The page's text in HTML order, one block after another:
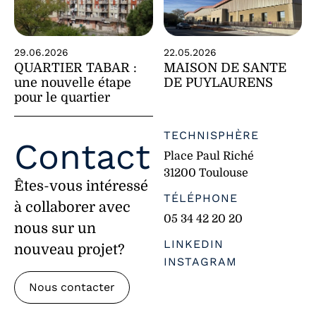
29.06.2026
QUARTIER TABAR :
une nouvelle étape
pour le quartier
22.05.2026
MAISON DE SANTE
DE PUYLAURENS
Contact
Êtes-vous intéressé
à collaborer avec
nous sur un
nouveau projet?
Nous contacter
TECHNISPHÈRE
Place Paul Riché
31200 Toulouse
TÉLÉPHONE
05 34 42 20 20
LINKEDIN
INSTAGRAM